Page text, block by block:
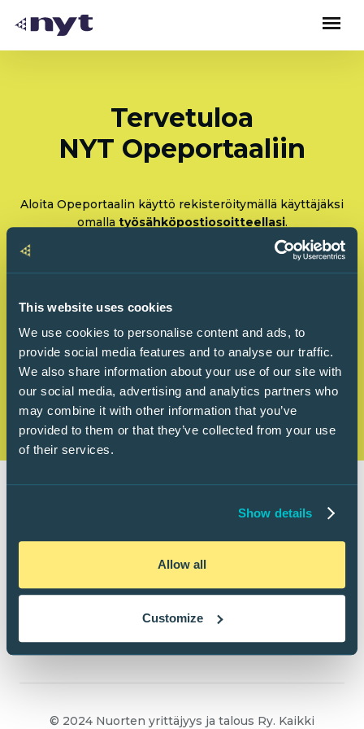
This website uses cookies
We use cookies to personalise content and ads, to
provide social media features and to analyse our traffic.
We also share information about your use of our site with
our social media, advertising and analytics partners who
may combine it with other information that you’ve
provided to them or that they’ve collected from your use
of their services.
Show details
Allow all
Customize
Tervetuloa
NYT Opeportaaliin
Aloita Opeportaalin käyttö rekisteröitymällä käyttäjäksi
omalla työsähköpostiosoitteellasi.
Rekisteröidy: Olen tulossa käyttämään Opeportaalia
ensimmäistä kertaa
Kirjaudu sisään: Olen käyttänyt Opeportaalia
ennenkin
© 2024 Nuorten yrittäjyys ja talous Ry. Kaikki